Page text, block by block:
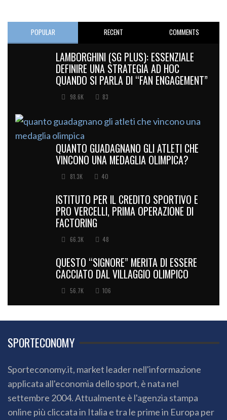
POPULAR RECENT COMMENTS
LAMBORGHINI (SG PLUS): ESSENZIALE
DEFINIRE UNA STRATEGIA AD HOC
QUANDO SI PARLA DI “FAN ENGAGEMENT”
98.6K 83
QUANTO GUADAGNANO GLI ATLETI CHE
VINCONO UNA MEDAGLIA OLIMPICA?
81.3K 40
ISTITUTO PER IL CREDITO SPORTIVO E
PRO VERCELLI, PRIMA OPERAZIONE DI
FACTORING
66.3K 48
QUESTO “SIGNORE” MERITA DI ESSERE
CACCIATO DAL VILLAGGIO OLIMPICO
56.7K 106
SPORTECONOMY
Sporteconomy.it, market leader nell'informazione
applicata all'economia dello sport, è nata nel
settembre 2004. Attualmente è l'agenzia stampa
online più cliccata in Italia e tra le prime in Europa per